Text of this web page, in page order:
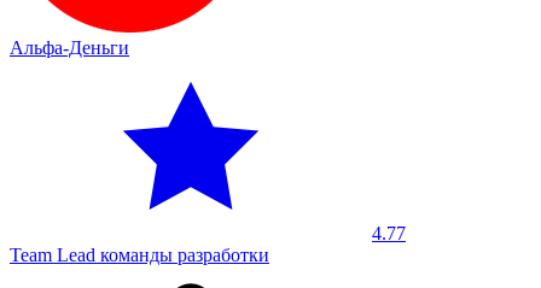
Альфа-Деньги
4.77
Team Lead команды разработки